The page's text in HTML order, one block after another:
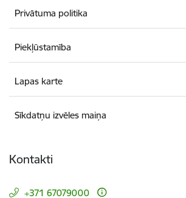
Privātuma politika
Piekļūstamība
Lapas karte
Sīkdatņu izvēles maiņa
Kontakti
+371 67079000